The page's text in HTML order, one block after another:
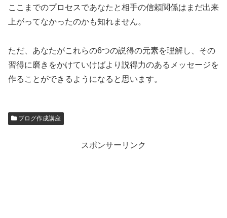
ここまでのプロセスであなたと相手の信頼関係はまだ出来
上がってなかったのかも知れません。
ただ、あなたがこれらの6つの説得の元素を理解し、その
習得に磨きをかけていけばより説得力のあるメッセージを
作ることができるようになると思います。
ブログ作成講座
スポンサーリンク